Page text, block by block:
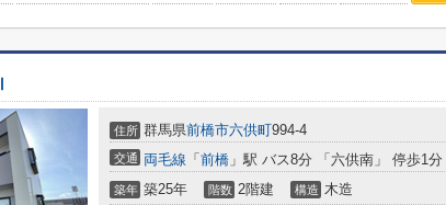
住所 群馬県前橋市六供町994-4
交通 両毛線 「 前橋 」駅 バス8分 「六供南」 停歩1分
築年 築25年 階数 2階建 構造 木造